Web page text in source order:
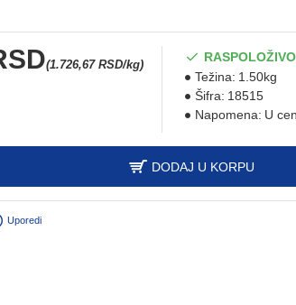
(1.726,67 RSD/kg)
RASPOLOŽIVO
Težina: 1.50kg
Šifra: 18515
Napomena: U
DODAJ U KORPU
Uporedi